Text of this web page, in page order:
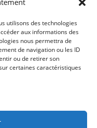
utilisons des technologies
aux informations des
nous permettra de
de navigation ou les ID
ou de retirer son
certaines caractéristiques
: SAMEDI 22 JANVIER